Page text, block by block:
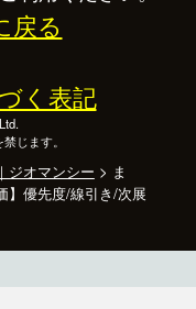
戻る
く表記
じます。
ジオマンシー > ま
】優先度/線引き/次展